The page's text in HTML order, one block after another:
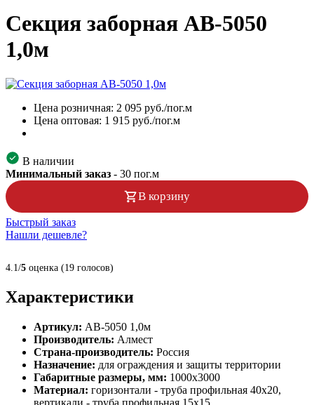
Секция заборная AB-5050
1,0м
Цена розничная: 2 095 руб./пог.м
Цена оптовая: 1 915 руб./пог.м
В наличии
Минимальный заказ - 30 пог.м
В корзину
Быстрый заказ
Нашли дешевле?
4.1/5 оценка (19 голосов)
Характеристики
Артикул: AB-5050 1,0м
Производитель: Алмест
Страна-производитель: Россия
Назначение: для ограждения и защиты территории
Габаритные размеры, мм: 1000х3000
Материал: горизонтали - труба профильная 40х20,
вертикали - труба профильная 15х15